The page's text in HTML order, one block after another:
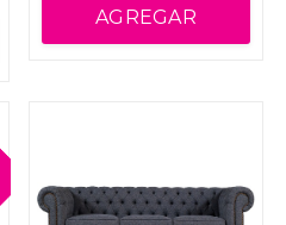
AGREGAR